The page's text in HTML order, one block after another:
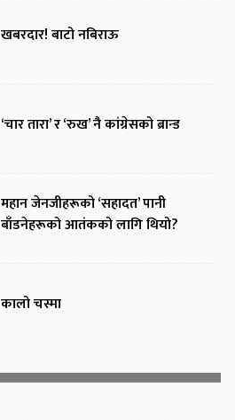
खबरदार! बाटो नबिराऊ
‘चार तारा’ र ‘रुख’ नै कांग्रेसको ब्रान्ड
महान जेनजीहरूको ‘सहादत’ पानी
बाँडनेहरूको आतंकको लागि थियो?
कालो चस्मा